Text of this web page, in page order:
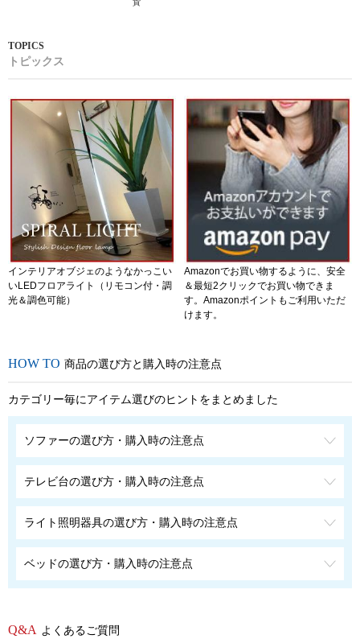
貨
トピックス
インテリアオブジェのようなかっこい
いLEDフロアライト（リモコン付・調
光＆調色可能）
Amazonでお買い物するように、安全
＆最短2クリックでお買い物できま
す。Amazonポイントもご利用いただ
けます。
商品の選び方と購入時の注意点
カテゴリー毎にアイテム選びのヒントをまとめました
ソファーの選び方・購入時の注意点
テレビ台の選び方・購入時の注意点
ライト照明器具の選び方・購入時の注意点
ベッドの選び方・購入時の注意点
よくあるご質問